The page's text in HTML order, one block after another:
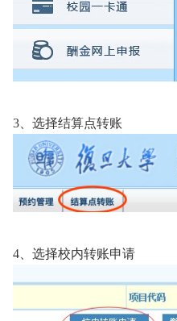
3 、选择结算点转账
4 、选择校内转账申请